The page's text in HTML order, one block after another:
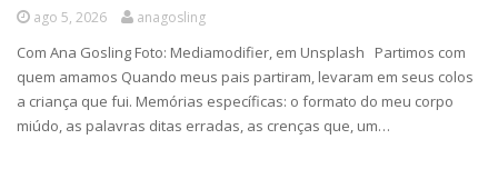
ago 5, 2026 anagosling
Com Ana Gosling Foto: Mediamodifier, em Unsplash Partimos com
quem amamos Quando meus pais partiram, levaram em seus colos
a criança que fui. Memórias específicas: o formato do meu corpo
miúdo, as palavras ditas erradas, as crenças que, um…